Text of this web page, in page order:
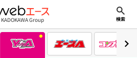
webエース
KADOKAWA Group 検索